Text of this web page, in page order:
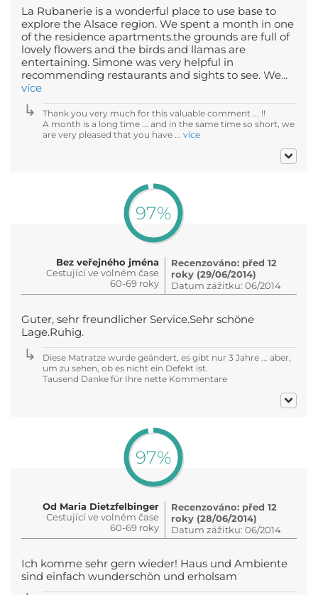
La Rubanerie is a wonderful place to use base to
explore the Alsace region. We spent a month in one
of the residence apartments.the grounds are full of
lovely flowers and the birds and llamas are
entertaining. Simone was very helpful in
recommending restaurants and sights to see. We...
více
Thank you very much for this valuable comment ... !!
A month is a long time ... and in the same time so short, we
are very pleased that you have ... více
97%
Bez veřejného jména
Cestující ve volném čase
60-69 roky
Recenzováno: před 12
roky (29/06/2014)
Datum zážitku: 06/2014
Guter, sehr freundlicher Service.Sehr schöne
Lage.Ruhig.
Diese Matratze wurde geändert, es gibt nur 3 Jahre ... aber,
um zu sehen, ob es nicht ein Defekt ist.
Tausend Danke für Ihre nette Kommentare
97%
Od Maria Dietzfelbinger
Cestující ve volném čase
60-69 roky
Recenzováno: před 12
roky (28/06/2014)
Datum zážitku: 06/2014
Ich komme sehr gern wieder! Haus und Ambiente
sind einfach wunderschön und erholsam